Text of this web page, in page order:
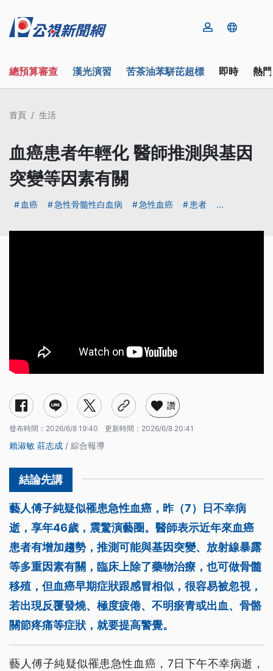
總預算審查 漢光演習 苦茶油苯駢芘超標 即時 熱
首頁 生活
血癌患者年輕化 醫師推測與基因
突變等因素有關
血癌 急性骨髓性白血病 急性血癌 患者 ...
讚
發布時間： 2026/6/8 19:40 更新時間： 2026/6/8 20:41
賴淑敏 莊志成 / 綜合報導
藝人傅子純疑似罹患急性血癌，昨（7）日不幸病
逝，享年46歲，震驚演藝圈。醫師表示近年來血癌
患者有增加趨勢，推測可能與基因突變、放射線暴露
等多重因素有關，臨床上除了藥物治療，也可做骨髓
移殖，但血癌早期症狀跟感冒相似，很容易被忽視，
若出現反覆發燒、極度疲倦、不明瘀青或出血、骨骼
關節疼痛等症狀，就要提高警覺。
藝人傅子純疑似罹患急性血癌，7日下午不幸病逝，